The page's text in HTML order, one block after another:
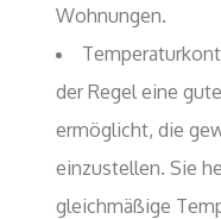
Wohnungen.
der Regel eine
ermöglicht, die
einzustellen. Sie
gleichmäßige